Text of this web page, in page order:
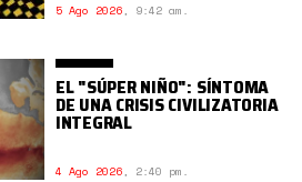
5 Ago 2026, 9:42 am.
EL "SÚPER NIÑO": SÍNTOMA
DE UNA CRISIS CIVILIZATORIA
INTEGRAL
4 Ago 2026, 2:40 pm.